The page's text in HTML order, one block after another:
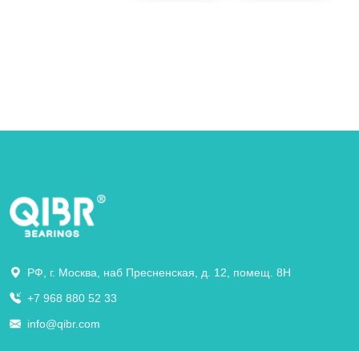
РФ, г. Москва, наб Пресненская, д. 12, помещ. 8Н
+7 968 880 52 33
info@qibr.com